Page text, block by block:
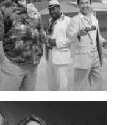
Widemir
Ariel Ifergan,
Tessier, Mehdi
Marie-Eve
Ève Trudel.